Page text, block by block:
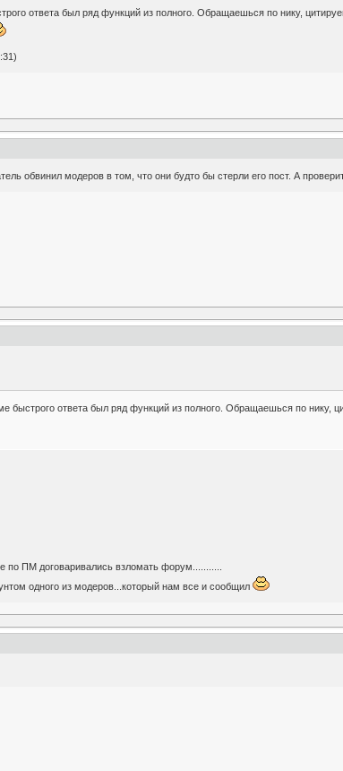
ответа был ряд функций из полного. Обращаешься по нику,
обвинил модеров в том, что они будто бы стерли его пост. А
ответа был ряд функций из полного. Обращаешься по нику,
по ПМ договаривались взломать форум...........
одного из модеров...который нам все и сообщил